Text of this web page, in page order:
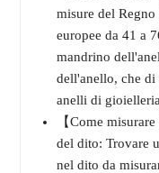
misure del
europee da 41 a
mandrino
dell'anello, che
anelli di
【Come
del dito: Trovare
nel dito da